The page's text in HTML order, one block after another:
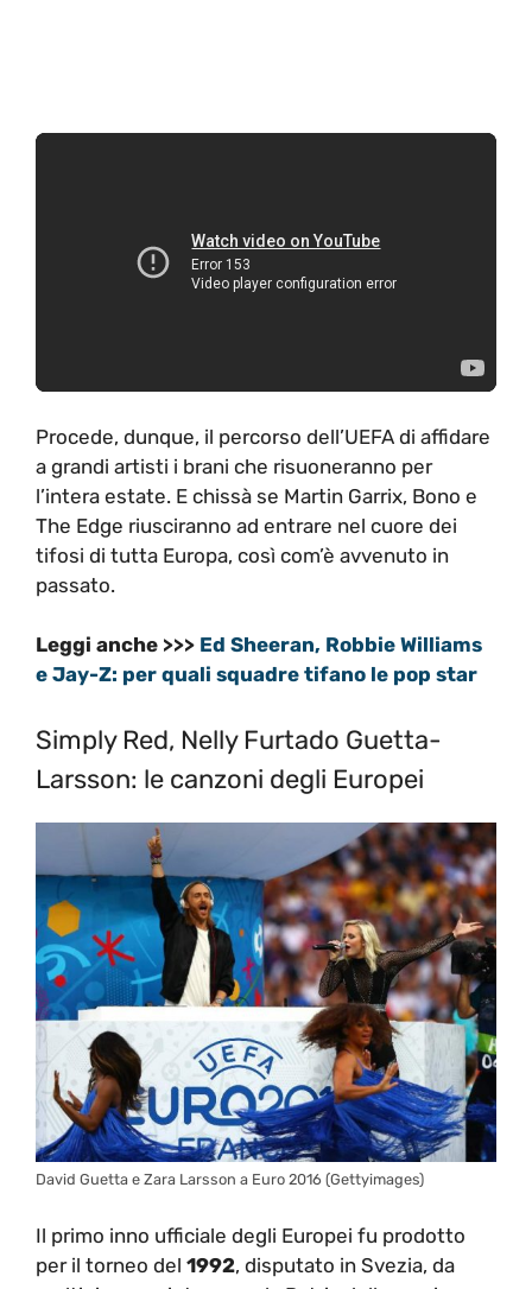
Procede, dunque, il percorso dell’UEFA di affidare
a grandi artisti i brani che risuoneranno per
l’intera estate. E chissà se Martin Garrix, Bono e
The Edge riusciranno ad entrare nel cuore dei
tifosi di tutta Europa, così com’è avvenuto in
passato.
Leggi anche >>> Ed Sheeran, Robbie Williams
e Jay-Z: per quali squadre tifano le pop star
Simply Red, Nelly Furtado Guetta-
Larsson: le canzoni degli Europei
David Guetta e Zara Larsson a Euro 2016 (Gettyimages)
Il primo inno ufficiale degli Europei fu prodotto
per il torneo del 1992, disputato in Svezia, da